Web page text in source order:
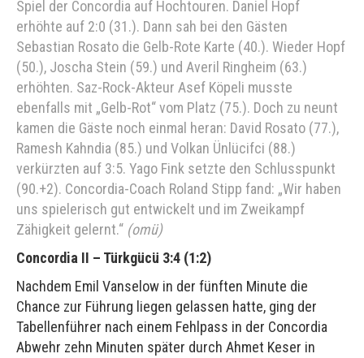
Spiel der Concordia auf Hochtouren. Daniel Hopf
erhöhte auf 2:0 (31.). Dann sah bei den Gästen
Sebastian Rosato die Gelb-Rote Karte (40.). Wieder Hopf
(50.), Joscha Stein (59.) und Averil Ringheim (63.)
erhöhten. Saz-Rock-Akteur Asef Köpeli musste
ebenfalls mit „Gelb-Rot“ vom Platz (75.). Doch zu neunt
kamen die Gäste noch einmal heran: David Rosato (77.),
Ramesh Kahndia (85.) und Volkan Ünlücifci (88.)
verkürzten auf 3:5. Yago Fink setzte den Schlusspunkt
(90.+2). Concordia-Coach Roland Stipp fand: „Wir haben
uns spielerisch gut entwickelt und im Zweikampf
Zähigkeit gelernt.“ (omü)
Concordia II – Türkgücü 3:4 (1:2)
Nachdem Emil Vanselow in der fünften Minute die
Chance zur Führung liegen gelassen hatte, ging der
Tabellenführer nach einem Fehlpass in der Concordia
Abwehr zehn Minuten später durch Ahmet Keser in